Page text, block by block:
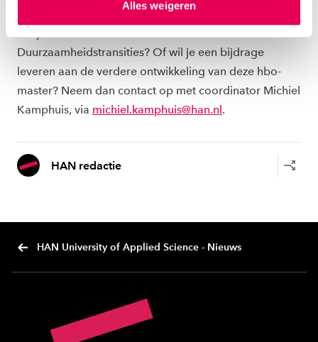
cookiestatement. Via ‘Zelf instellen’ kun je ook zelf
instellen welke cookies we plaatsen. Je kunt je
Alles weigeren
MEER WETEN OF EEN BIJDRAGE LEVEREN?
Duurzaamheidstransities? Of wil je een bijdrage
leveren aan de verdere ontwikkeling van deze hbo-
master? Neem dan contact op met coordinator Michiel
Kamphuis, via michiel.kamphuis@han.nl.
HAN redactie
HAN University of Applied Science - Nieuws